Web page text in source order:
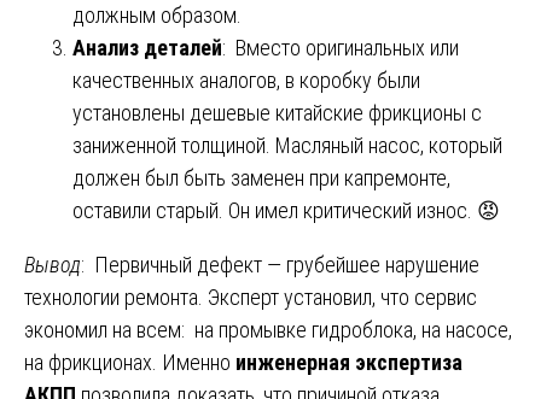
должным образом.
Анализ деталей: Вместо оригинальных или
качественных аналогов, в коробку были
установлены дешевые китайские фрикционы с
заниженной толщиной. Масляный насос, который
должен был быть заменен при капремонте,
оставили старый. Он имел критический износ. 😡
Вывод: Первичный дефект — грубейшее нарушение
технологии ремонта. Эксперт установил, что сервис
экономил на всем: на промывке гидроблока, на насосе,
на фрикционах. Именно инженерная экспертиза